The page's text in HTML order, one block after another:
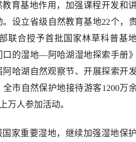
育基地作用，加强课程开发和
设立省级自然教育基地22个，
联合授予首批国家林草科普基
口的湿地—阿哈湖湿地探索手册
哈湖自然观察节、开展探索开
市自然保护地接待游客1200万
万人参加活动。
家重要湿地，继续加强湿地保